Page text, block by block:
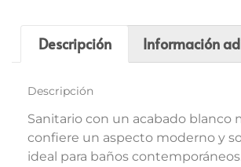
Descripción Información
Descripción
Sanitario con un acabado blanco
confiere un aspecto moderno y
ideal para baños